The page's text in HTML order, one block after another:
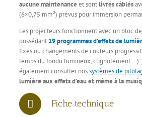
aucune maintenance et sontlivrés câblés
(6×0,75 mm²) prévus pour immersion
Les projecteurs fonctionnent avec un bloc
possédant 19 programmes d’effets de
fixes ou changements de couleurs
temps du fondu lumineux, clignotement …).
également consulter nossystèmes de
lumière aux effets d’eau et même à la
Fiche technique